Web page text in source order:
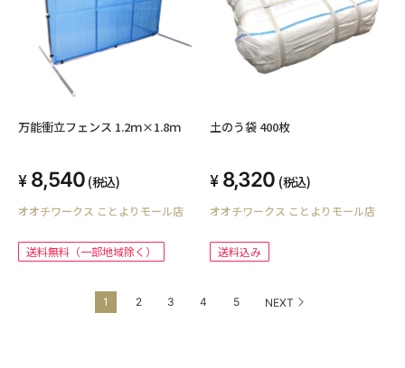
万能衝立フェンス 1.2ｍ×1.8ｍ
8,540 (税込)
オオチワークス ことよりモール店
送料無料（一部地域除く）
土のう袋 400枚
8,320 (税込)
オオチワークス ことよりモール店
送料込み
1 2 3 4 5 NEXT